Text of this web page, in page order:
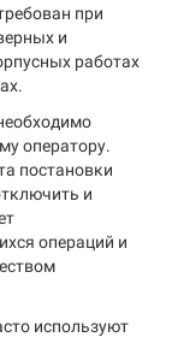
при
и
работах
оператору.
постановки
и
операций и
используют